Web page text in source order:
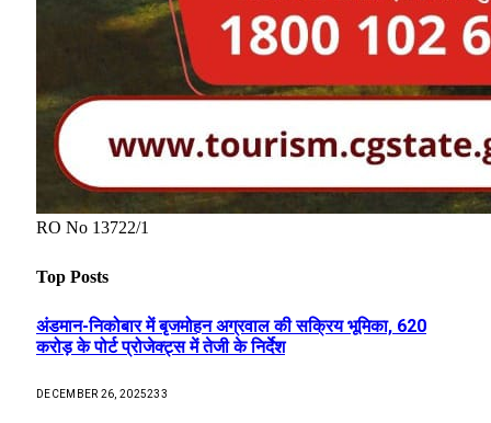
RO No 13722/1
Top Posts
अंडमान-निकोबार में बृजमोहन अग्रवाल की सक्रिय भूमिका, 620
करोड़ के पोर्ट प्रोजेक्ट्स में तेजी के निर्देश
DECEMBER 26, 2025233